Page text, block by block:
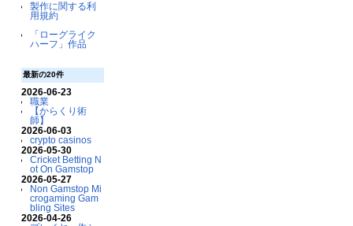
製作に関する利
用規約
「ローグライク
ハーフ」作品
最新の20件
2026-06-23
職業
【からくり術
師】
2026-06-03
crypto casinos
2026-05-30
Cricket Betting N
ot On Gamstop
2026-05-27
Non Gamstop Mi
crogaming Gam
bling Sites
2026-04-26